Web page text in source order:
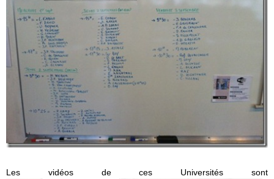
Les vidéos de ces Universités sont